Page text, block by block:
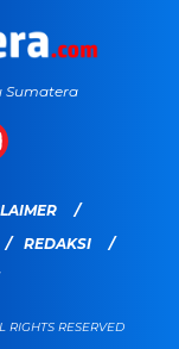
Sumatera
REDAKSI
RIGHTS RESERVED